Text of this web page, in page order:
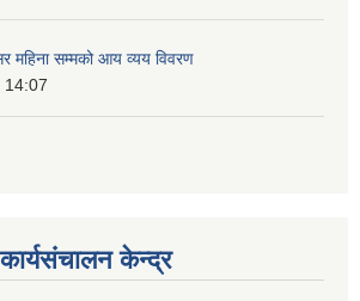
सम्मको आय व्यय विवरण
14:07
केन्द्र